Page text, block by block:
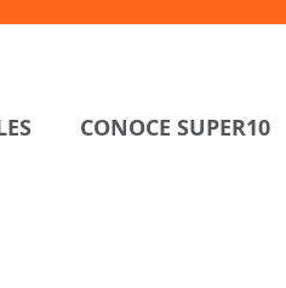
CONOCE SUPER10